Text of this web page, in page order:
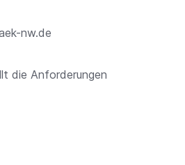
nw.de
die Anforderungen